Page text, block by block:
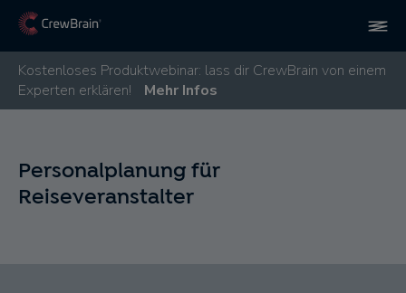
Kostenloses Produktwebinar: lass dir CrewBrain von einem
Experten erklären!
Mehr Infos
Personalplanung für
Reiseveranstalter